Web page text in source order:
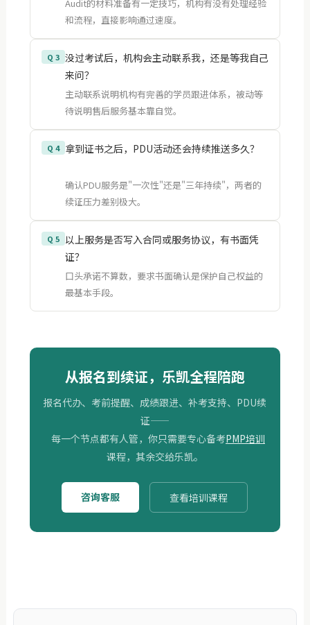
Audit的材料准备有一定技巧，机构有没有处理经验
和流程，直接影响通过速度。
Q 3 没过考试后，机构会主动联系我，还是等我自己
来问？
主动联系说明机构有完善的学员跟进体系，被动等
待说明售后服务基本靠自觉。
Q 4 拿到证书之后，PDU活动还会持续推送多久？
确认PDU服务是"一次性"还是"三年持续"，两者的
续证压力差别极大。
Q 5 以上服务是否写入合同或服务协议，有书面凭
证？
口头承诺不算数，要求书面确认是保护自己权益的
最基本手段。
从报名到续证，乐凯全程陪跑
报名代办、考前提醒、成绩跟进、补考支持、PDU续
证——
每一个节点都有人管，你只需要专心备考PMP培训
课程，其余交给乐凯。
咨询客服 查看培训课程